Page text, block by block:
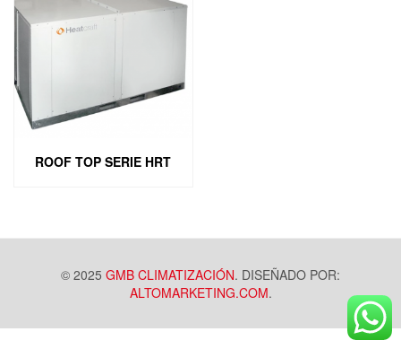
ROOF TOP SERIE HRT
© 2025 GMB CLIMATIZACIÓN. DISEÑADO POR:
ALTOMARKETING.COM.